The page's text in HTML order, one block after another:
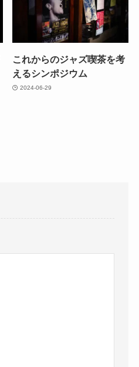
これからのジャズ喫茶を考
えるシンポジウム
2024-06-29